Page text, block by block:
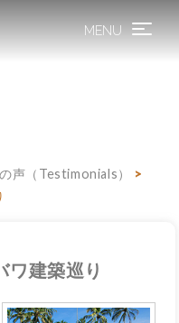
MENU Toggle
声（Testimonials）
>
建築巡り